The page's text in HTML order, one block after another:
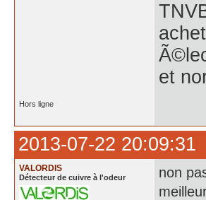
et
Hors ligne
2013-07-22 20:09:31
VALORDIS
Détecteur de cuivre à l'odeur
non